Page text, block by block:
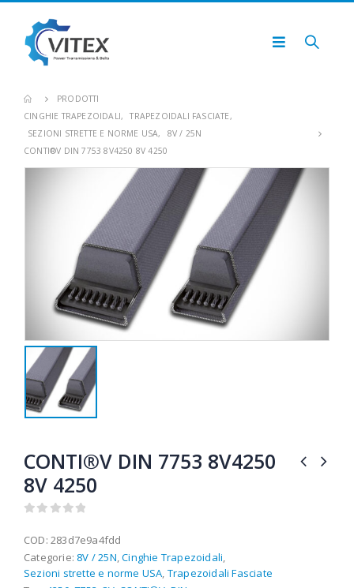
PRODOTTI
CINGHIE TRAPEZOIDALI, TRAPEZOIDALI FASCIATE,
SEZIONI STRETTE E NORME USA,
8V / 25N
CONTI®V DIN 7753 8V4250 8V 4250
CONTI®V DIN 7753 8V4250
8V 4250
COD: 283d7e9a4fdd
Categorie: 8V / 25N ,Cinghie Trapezoidali
Sezioni strette e norme USA Trapezoidali Fasciate